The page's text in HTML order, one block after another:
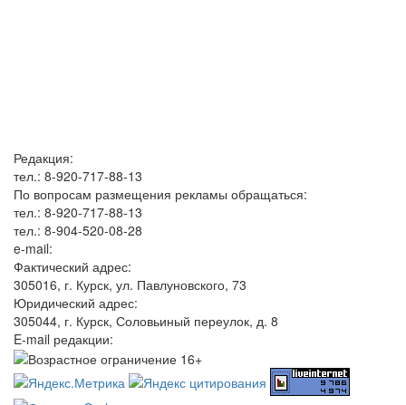
Редакция:
тел.: 8-920-717-88-13
По вопросам размещения рекламы обращаться:
тел.: 8-920-717-88-13
тел.: 8-904-520-08-28
e-mail:
Фактический адрес:
305016, г. Курск, ул. Павлуновского, 73
Юридический адрес:
305044, г. Курск, Соловьиный переулок, д. 8
E-mail редакции: